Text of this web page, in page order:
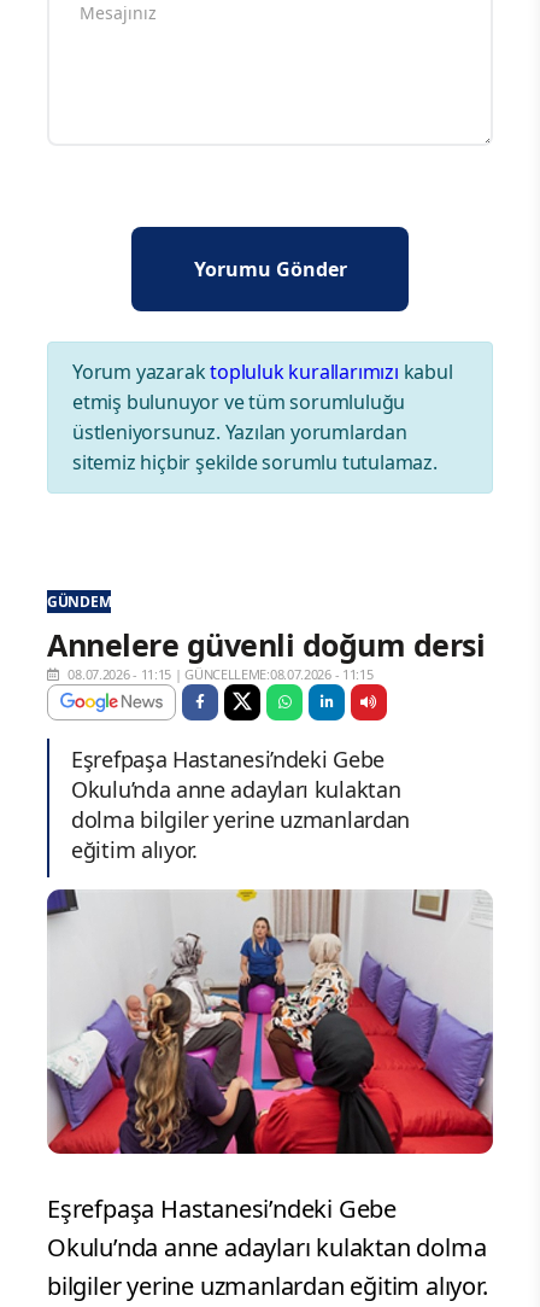
Yorum yazaraktopluluk kurallarımızı kabul
etmiş bulunuyor ve tüm sorumluluğu
üstleniyorsunuz. Yazılan yorumlardan
sitemiz hiçbir şekilde sorumlu tutulamaz.
GÜNDEM
Annelere güvenli doğum dersi
08.07.2026 - 11:15 |GÜNCELLEME:08.07.2026 - 11:15
Eşrefpaşa Hastanesi’ndeki Gebe
Okulu’nda anne adayları kulaktan
dolma bilgiler yerine uzmanlardan
eğitim alıyor.
Eşrefpaşa Hastanesi’ndeki Gebe
Okulu’nda anne adayları kulaktan dolma
bilgiler yerine uzmanlardan eğitim alıyor.